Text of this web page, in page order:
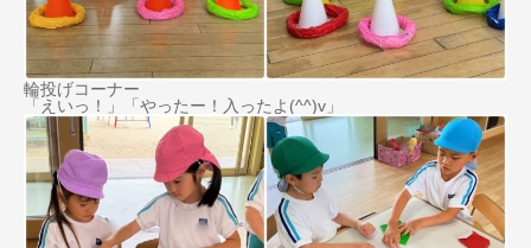
輪投げコーナー
「えいっ！」「やったー！入ったよ(^^)v」